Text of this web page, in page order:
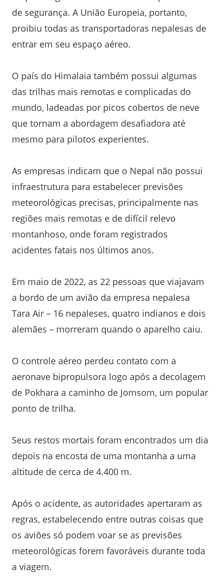
de segurança. A União Europeia, portanto,
proibiu todas as transportadoras nepalesas de
entrar em seu espaço aéreo.
O país do Himalaia também possui algumas
das trilhas mais remotas e complicadas do
mundo, ladeadas por picos cobertos de neve
que tornam a abordagem desafiadora até
mesmo para pilotos experientes.
As empresas indicam que o Nepal não possui
infraestrutura para estabelecer previsões
meteorológicas precisas, principalmente nas
regiões mais remotas e de difícil relevo
montanhoso, onde foram registrados
acidentes fatais nos últimos anos.
Em maio de 2022, as 22 pessoas que viajavam
a bordo de um avião da empresa nepalesa
Tara Air – 16 nepaleses, quatro indianos e dois
alemães – morreram quando o aparelho caiu.
O controle aéreo perdeu contato com a
aeronave bipropulsora logo após a decolagem
de Pokhara a caminho de Jomsom, um popular
ponto de trilha.
Seus restos mortais foram encontrados um dia
depois na encosta de uma montanha a uma
altitude de cerca de 4.400 m.
Após o acidente, as autoridades apertaram as
regras, estabelecendo entre outras coisas que
os aviões só podem voar se as previsões
meteorológicas forem favoráveis ​​durante toda
a viagem.